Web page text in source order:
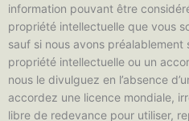
information pouvant être
propriété intellectuelle que vous
sauf si nous avons
propriété intellectuelle ou un
nous le divulguez en l’absence
accordez une licence mondiale,
libre de redevance pour utiliser,